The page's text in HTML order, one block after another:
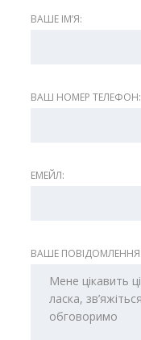
ВАШЕ ІМʼЯ:
ВАШ НОМЕР ТЕЛЕФОН:
ЕМЕЙЛ:
ВАШЕ ПОВІДОМЛЕННЯ